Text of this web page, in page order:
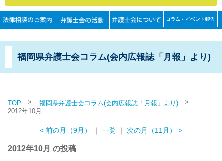
福岡県弁護士会コラム(会内広報誌「月報」より)
TOP > 福岡県弁護士会コラム(会内広報誌「月報」より) >
2012年10月
< 前の月（9月） ｜ 一覧 ｜ 次の月（11月） >
2012年10月 の投稿